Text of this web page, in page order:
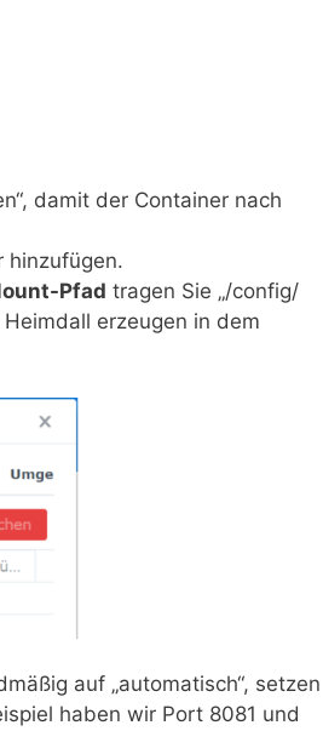
damit der Container nach
hinzufügen.
Pfad tragen Sie „/config/
erzeugen in dem
auf „automatisch“, setzen
haben wir Port 8081 und